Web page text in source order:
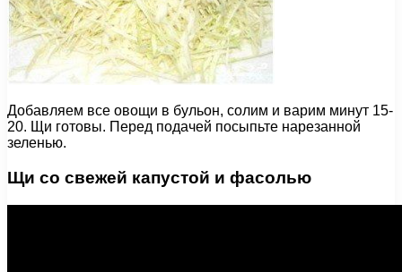
Добавляем все овощи в бульон, солим и варим минут 15-
20. Щи готовы. Перед подачей посыпьте нарезанной
зеленью.
Щи со свежей капустой и фасолью